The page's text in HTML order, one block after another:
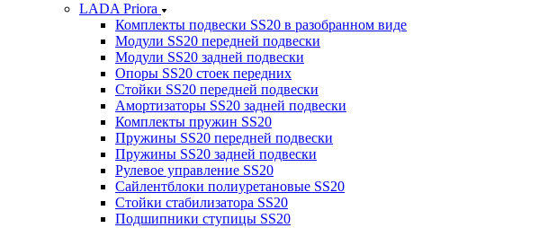
LADA Priora
Комплекты подвески SS20 в разобранном виде
Модули SS20 передней подвески
Модули SS20 задней подвески
Опоры SS20 стоек передних
Стойки SS20 передней подвески
Амортизаторы SS20 задней подвески
Комплекты пружин SS20
Пружины SS20 передней подвески
Пружины SS20 задней подвески
Рулевое управление SS20
Сайлентблоки полиуретановые SS20
Стойки стабилизатора SS20
Подшипники ступицы SS20